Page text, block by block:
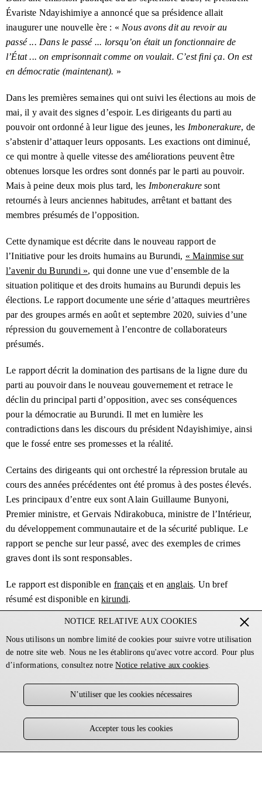
contexte politique et social dans lequel ces violations se
sont produites, afin de fournir une compréhension plus
approfondie et plus nuancée des tendances des droits
humains au Burundi.
L’IDHBn’avait aucune affiliation politique. Ses enquêtes
par le gouvernement burundais, ainsi que sur les abus
perpétrés par des groupes d’opposition armés.
Carina Tertsakian et Lane Hartill dirigeaient l’IDHB, dont
ils étaient les principaux chercheurs. Ils ont travaillé sur
les questions des droits humains au Burundi et dans la
région des Grands Lacs en Afrique depuis de nombreuses
années. Les rapports de l’
IDHB
étaient le produit de leur
l’intérieur et à l’extérieur du Burundi.
Le 22 juin 2023
Un auteur notoire de violations des
droits humains au Burundi participe à un sommet de haut
niveau à Paris
Le 8 février 2023
Floriane Irangabiye : une nouvelle
victime d’une justice politisée
Février 2023
Une alliance précaire : qui détient le
pouvoir au Burundi ?
Octobre 2022
La saga du Kira Hospital : un exemple des
Le 9 septembre 2022
Le Burundi intensifie sa guerre
privée au Congo
Juillet 2022
Une opération de dissimulation : la mission
secrète du Burundi au Congo
Évariste Ndayishimiye
Mars 2022
Le chemin qui reste à parcourir : le Burundi
traduira-t-il ses tortionnaires en justice ?
Novembre 2021
Derrière les grilles : recrudescence des
cas de torture et de disparition
Juin 2021
Ndayishimiye un an après : a-t-il tenu ses
promesses pour les droits humains ?
Mars 2021
Rumonge : actes de torture et meurtres au
nom de la sécurité
Décembre 2020
Mainmise sur l’avenir du Burundi
lettre ouverte au Président Évariste Ndayishimiye
durcissent au Burundi
Avril 2020
Loyaliste du parti ou réformateur ? L’homme
qui pourrait devenir le prochain président du Burundi
Janvier 2020
Une paix de façade, la peur au quotidien :
les dessous de la crise des droits humains au Burundi
Juillet 2020
Albert Niyondiko
Évariste Nyabenda
Si vous souhaitez nous contacter, veuillez écrire à
l'adresse suivante :contact@burundihri.org.
Évariste Ndayishimiye a annoncé que sa présidence allait
inaugurer une nouvelle ère : « Nous avons dit au revoir au
passé ... Dans le passé ... lorsqu’on était un fonctionnaire de
l’État ... on emprisonnait comme on voulait. C’est fini ça. On est
en démocratie (maintenant). »
Dans les premières semaines qui ont suivi les élections au mois de
mai, il y avait des signes d’espoir. Les dirigeants du parti au
pouvoir ont ordonné à leur ligue des jeunes, les Imbonerakure, de
s’abstenir d’attaquer leurs opposants. Les exactions ont diminué,
ce qui montre à quelle vitesse des améliorations peuvent être
obtenues lorsque les ordres sont donnés par le parti au pouvoir.
Mais à peine deux mois plus tard, les Imbonerakure sont
retournés à leurs anciennes habitudes, arrêtant et battant des
membres présumés de l’opposition.
Cette dynamique est décrite dans le nouveau rapport de
l’Initiative pour les droits humains au Burundi, « Mainmise sur
l’avenir du Burundi », qui donne une vue d’ensemble de la
situation politique et des droits humains au Burundi depuis les
élections. Le rapport documente une série d’attaques meurtrières
par des groupes armés en aoûtet septembre 2020, suivies d’une
répression du gouvernement à l’encontre de collaborateurs
présumés.
Le rapport décrit la domination des partisans de la ligne dure du
parti au pouvoir dans le nouveau gouvernement et retrace le
déclin du principal parti d’opposition, avec ses conséquences
pour la démocratie au Burundi. Il met en lumière les
contradictions dans les discours du président Ndayishimiye, ainsi
que le fossé entre ses promesses et la réalité.
Certains des dirigeants qui ont orchestré la répression brutale au
cours des années précédentes ont été promus à des postes élevés.
Les principaux d’entre eux sont Alain Guillaume Bunyoni,
Premier ministre, et Gervais Ndirakobuca, ministre de l’Intérieur,
du développement communautaire et de la sécurité publique. Le
rapport se penche sur leur passé, avec des exemples de crimes
graves dont ils sont responsables.
Le rapport est disponible en français et en anglais. Un bref
résumé est disponible en kirundi.
⇐
Justice pour les meurtres
politiques
Juillet 2020
Rumonge : actes de torture et
meurtres au nom de la
Mars 2021
⇒
Notice relative aux cookies Politique de confidentialité
© 2026 L’Initiative pour les droits humains au Burundi
NOTICE RELATIVE AUX COOKIES
Nous utilisons un nombre limité de cookies pour suivre votre utilisation
de notre site web. Nous ne les établirons qu'avec votre accord. Pour plus
d’informations, consultez notreNotice relative aux cookies.
N’utiliser que les cookies nécessaires
Accepter tous les cookies